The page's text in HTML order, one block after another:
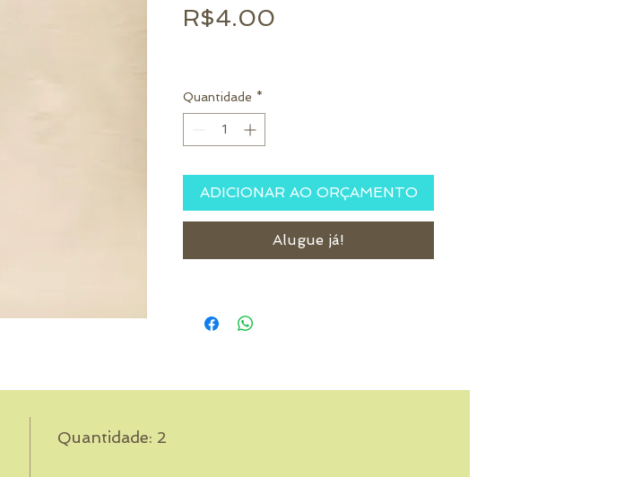
R$4.00
Quantidade *
ADICIONAR AO ORÇAMENTO
Alugue já!
Quantidade: 2